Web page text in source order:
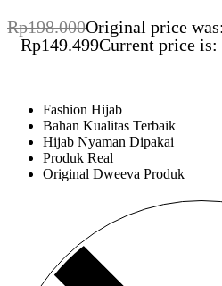
Rp198.000Original price
Rp149.499Current price is:
Fashion Hijab
Bahan Kualitas Terbaik
Hijab Nyaman Dipakai
Produk Real
Original Dweeva Produk